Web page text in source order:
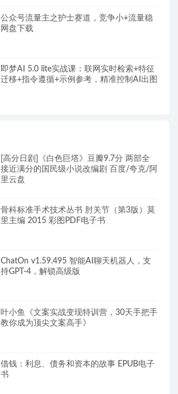
公众号流量主之护士赛道，竞争小+流量稳
网盘下载
即梦AI 5.0 lite实战课：联网实时检索+特征
迁移+指令遵循+示例参考，精准控制AI出图
[高分日剧]《白色巨塔》豆瓣9.7分 两部全
接近满分的国民级小说改编剧 百度/夸克/阿
里云盘
骨科标准手术技术丛书 肘关节（第3版）莫
里主编 2015 彩图PDF电子书
ChatOn v1.59.495 智能AI聊天机器人，支
持GPT-4，解锁高级版
叶小鱼《文案实战变现特训营，30天手把手
教你成为顶尖文案高手》
借钱：利息、债务和资本的故事 EPUB电子
书